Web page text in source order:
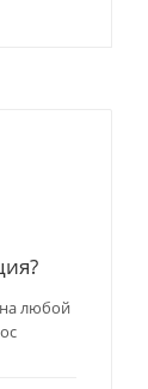
любой